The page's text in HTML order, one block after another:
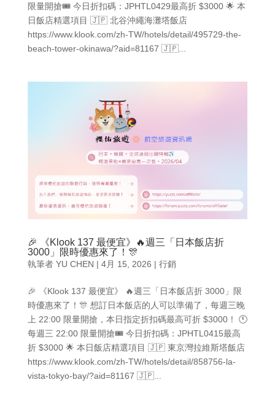
限量開搶🎟️ 今日折扣碼：JPHTL0429最高折 $3000 🌟 本
日飯店精選項目 🇯🇵 北谷沖繩海灘塔飯店
https://www.klook.com/zh-TW/hotels/detail/495729-the-
beach-tower-okinawa/?aid=81167 🇯🇵...
🎉 《Klook 137 最便宜》🔥週三「日本飯店折
3000」限時優惠來了！🎊
執筆者 YU CHEN | 4月 15, 2026 | 行銷
🎉 《Klook 137 最便宜》 🔥週三「日本飯店折 3000」限
時優惠來了！🎊 想訂日本飯店的人可以準備了，每週三晚
上 22:00 限量開搶，本日指定折扣碼最高可折 $3000！ 🕚
每週三 22:00 限量開搶🎟️ 今日折扣碼：JPHTL0415最高
折 $3000 🌟 本日飯店精選項目 🇯🇵 東京灣拉維斯塔飯店
https://www.klook.com/zh-TW/hotels/detail/858756-la-
vista-tokyo-bay/?aid=81167 🇯🇵...